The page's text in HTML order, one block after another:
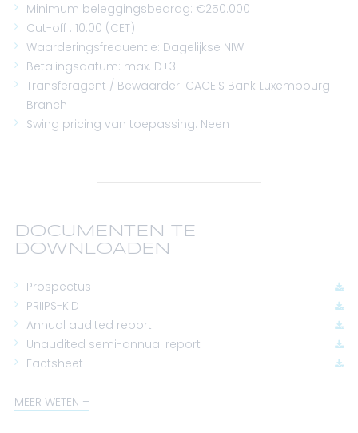
Minimum beleggingsbedrag: €250.000
Cut-off : 10.00 (CET)
Waarderingsfrequentie: Dagelijkse NIW
Betalingsdatum: max. D+3
Transferagent / Bewaarder: CACEIS Bank Luxembourg
Branch
Swing pricing van toepassing: Neen
DOCUMENTEN TE
DOWNLOADEN
Prospectus
PRIIPS-KID
Annual audited report
Unaudited semi-annual report
Factsheet
MEER WETEN